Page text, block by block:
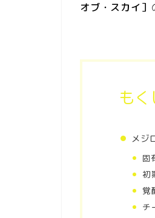
オブ・スカイ］
もく
メジ
固
初
覚
チ